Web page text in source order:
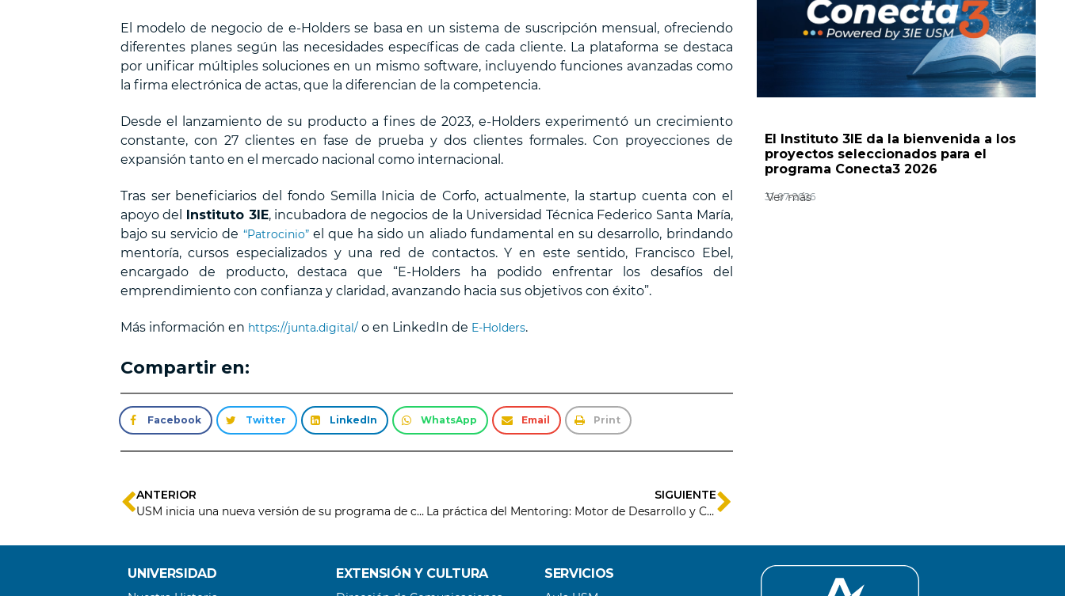
El modelo de negocio de e-Holders se basa en un sistema de suscripción mensual, ofreciendo
diferentes planes según las necesidades específicas de cada cliente. La plataforma se destaca
por unificar múltiples soluciones en un mismo software, incluyendo funciones avanzadas como
la firma electrónica de actas, que la diferencian de la competencia.
Desde el lanzamiento de su producto a fines de 2023, e-Holders experimentó un crecimiento
constante, con 27 clientes en fase de prueba y dos clientes formales. Con proyecciones de
expansión tanto en el mercado nacional como internacional.
Tras ser beneficiarios del fondo Semilla Inicia de Corfo, actualmente, la startup cuenta con el
apoyo del Instituto 3IE, incubadora de negocios de la Universidad Técnica Federico Santa María,
bajo su servicio de “Patrocinio”el que ha sido un aliado fundamental en su desarrollo, brindando
mentoría, cursos especializados y una red de contactos. Y en este sentido, Francisco Ebel,
encargado de producto, destaca que “E-Holders ha podido enfrentar los desafíos del
emprendimiento con confianza y claridad, avanzando hacia sus objetivos con éxito”.
Más información en https://junta.digital/o en LinkedIn de E-Holders.
Compartir en:
Facebook Twitter LinkedIn WhatsApp Email Print
ANTERIOR
USM inicia una nueva versión de su programa de certificación de mentores y mentoras con enfoque de género
SIGUIENTE
La práctica del Mentoring: Motor de Desarrollo y Crecimiento
El Instituto 3IE da la bienvenida a los
proyectos seleccionados para el
programa Conecta3 2026
31-07-2026
Ver más
UNIVERSIDAD EXTENSIÓN Y CULTURA SERVICIOS